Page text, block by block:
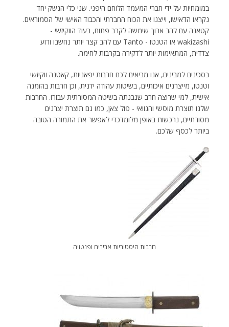
במומחיות על ידי חברי המעמד הלוחם היפני. שני כלי הנשק יחד
נקראו הדאישו, וייצגו את הכוח החברתי והכבוד האישי של הסמוראים.
קטאנה עם להב ארוך שימשה לקרב פתוח, בעוד הווקיזשי -
wakizashi או הטנטו - Tanto עם להב קצר יותר נחשבו זרוע
צדדית, המתאימות יותר לדקירה בקרבות לחימה.
בסכינים למבינים, אנו מביאים לכם חרבות יפאניות, קאטנה ווקיזשי
וטנטו, מייצרנים איכותיים, בשיטות עהודה ידנית, וכן חרבות בהזמנה
אישית, למי שרוצה חרב שנבנתה בשיטה המסורתית עבורו. החרבות
שלנו תוצרת מוסשי והנוואי - פול צאן, כמו גם תוצרת יצרנים
מסורתיים, נרכשות באופן מלומדכדי לאפשר את התמורה הטובה
ביותר לכסף שלכם.
חרבות היסטוריות אבירים ופנטזיה